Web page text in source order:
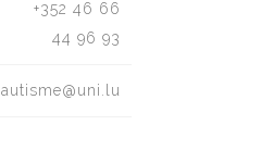
+352 46 66
44 96 93
autisme@uni.lu